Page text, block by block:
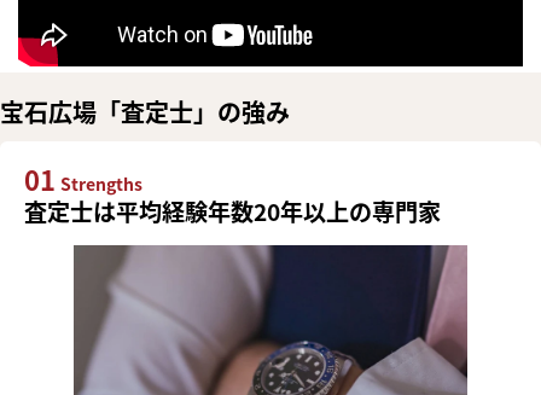
宝石広場「査定士」の強み
01 Strengths
査定士は平均経験年数20年以上の専門家